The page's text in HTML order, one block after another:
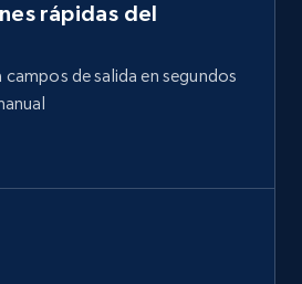
rápidas del
de salida en segundos